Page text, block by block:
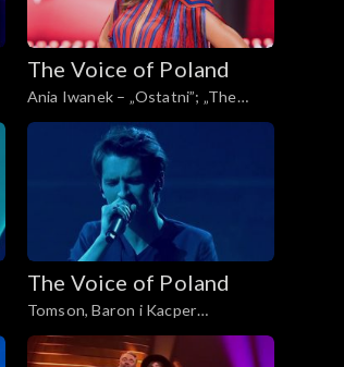
The Voice of Poland
Ania Iwanek – „Ostatni”; „The
Voice of Poland”, Finał, 30
listopada 2024
The Voice of Poland
Tomson, Baron i Kacper
Andrzejewski – „Calling You”; „The
Voice of Poland”, Finał, 30